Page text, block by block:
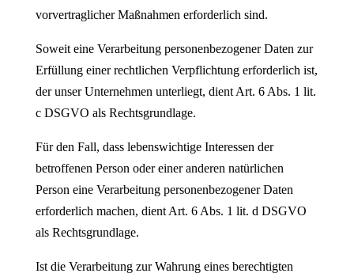
vorvertraglicher Maßnahmen erforderlich sind.
Soweit eine Verarbeitung personenbezogener Daten zur
Erfüllung einer rechtlichen Verpflichtung erforderlich ist,
der unser Unternehmen unterliegt, dient Art. 6 Abs. 1 lit.
c DSGVO als Rechtsgrundlage.
Für den Fall, dass lebenswichtige Interessen der
betroffenen Person oder einer anderen natürlichen
Person eine Verarbeitung personenbezogener Daten
erforderlich machen, dient Art. 6 Abs. 1 lit. d DSGVO
als Rechtsgrundlage.
Ist die Verarbeitung zur Wahrung eines berechtigten